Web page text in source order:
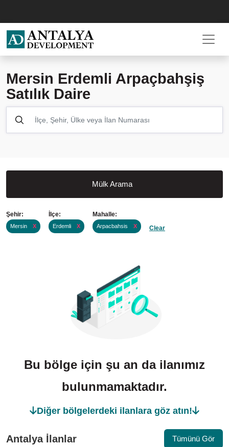
Mersin Erdemli Arpaçbahşiş
Satılık Daire
Mülk Arama
Şehir:
Mersin X
İlçe:
Erdemli X
Mahalle:
Arpacbahsis X Clear
Bu bölge için şu an da ilanımız
bulunmamaktadır.
Diğer bölgelerdeki ilanlara göz atın!
Antalya İlanlar Tümünü Gör